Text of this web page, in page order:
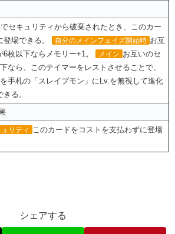
セキュリティから破棄されたとき、このカー
登場できる。
自分のメインフェイズ開始時 お互
枚以下ならメモリー+1。
メイン お互いのセ
なら、このテイマーをレストさせることで、
手札の「スレイプモン」にLv.を無視して進化
る。
リティ
このカードをコストを支払わずに登場
シェアする